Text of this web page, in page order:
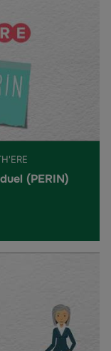
(PERIN)